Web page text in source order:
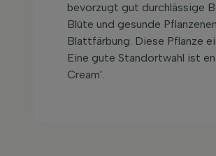
bevorzugt gut durchlässige
Blüte und gesunde
Blattfärbung. Diese Pflanze
Eine gute Standortwahl ist
Cream'.